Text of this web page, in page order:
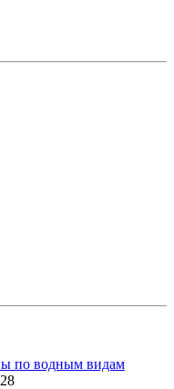
по водным видам